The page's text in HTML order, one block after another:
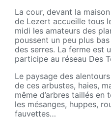
La cour, devant la
de Lezert accueille tous
midi les amateurs des
poussent un peu plus
des serres. La ferme est
participe au réseau Des
Le paysage des
de ces arbustes, haies,
même d’arbres taillés en
les mésanges, huppes,
fauvettes…